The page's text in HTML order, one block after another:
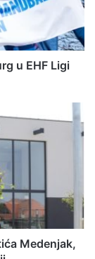
u EHF Ligi
Medenjak,